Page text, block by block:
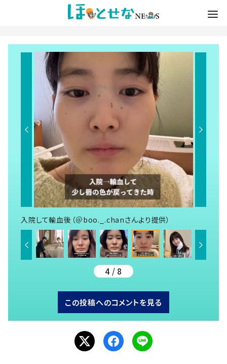
入院して輸血後（＠boo._.chanさんより提供）
4 / 8
この投稿へのコメントを見る